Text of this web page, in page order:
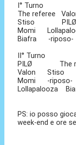
I° Turno
The referee
Stiso PILØ
Momi
Biafra -riposo-
II° Turno
PILØ The
Valon Stiso
Momi -riposo-
Lollapalooza
PS: io posso
week-end e ore